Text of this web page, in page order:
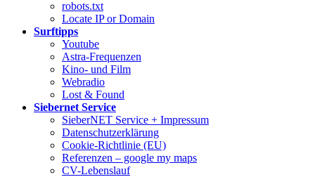
robots.txt
Locate IP or Domain
Surftipps
Youtube
Astra-Frequenzen
Kino- und Film
Webradio
Lost & Found
Siebernet Service
SieberNET Service + Impressum
Datenschutzerklärung
Cookie-Richtlinie (EU)
Referenzen – google my maps
CV-Lebenslauf